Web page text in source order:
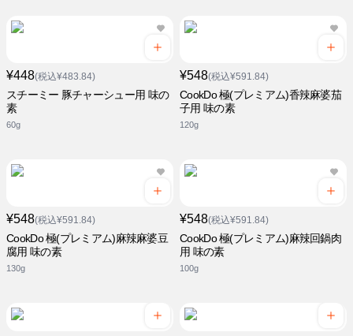
¥448(税込¥483.84)
スチーミー 豚チャーシュー用 味の
素
60g
¥548(税込¥591.84)
CookDo 極(プレミアム)香辣麻婆茄
子用 味の素
120g
¥548(税込¥591.84)
CookDo 極(プレミアム)麻辣麻婆豆
腐用 味の素
130g
¥548(税込¥591.84)
CookDo 極(プレミアム)麻辣回鍋肉
用 味の素
100g